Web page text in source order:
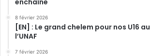
enchaîne
8 février 2026
[EN] : Le grand chelem pour nos U16
l’UNAF
7 février 2026